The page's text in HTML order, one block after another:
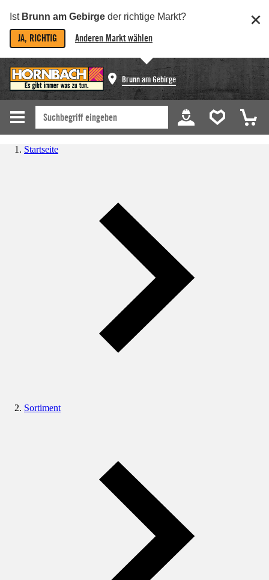
Ist Brunn am Gebirge der richtige Markt?
JA, RICHTIG Anderen Markt wählen
Brunn am Gebirge
Startseite
Sortiment